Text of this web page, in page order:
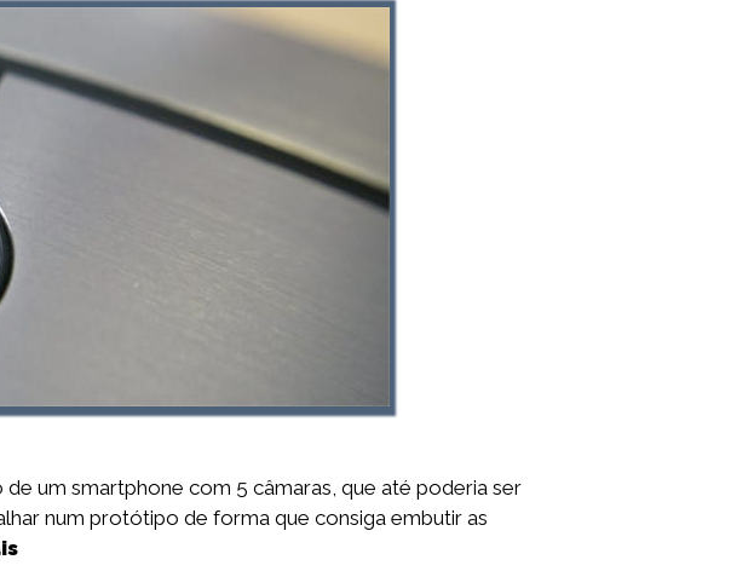
um smartphone com 5 câmaras, que até poderia ser
num protótipo de forma que consiga embutir as